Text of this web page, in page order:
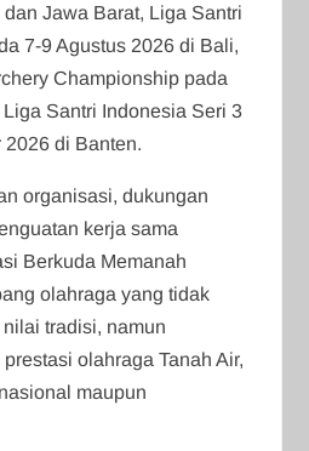
Jawa Barat, Liga Santri
7-9 Agustus 2026 di Bali,
Championship pada
Santri Indonesia Seri 3
2026 di Banten.
organisasi, dukungan
kerja sama
Berkuda Memanah
olahraga yang tidak
tradisi, namun
olahraga Tanah Air,
maupun